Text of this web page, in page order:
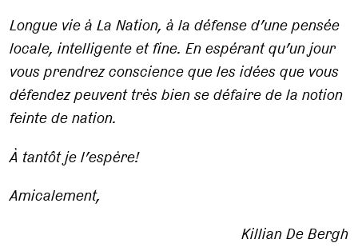
Longue vie à La Nation, à la défense d’une pensée
locale, intelligente et fine. En espérant qu’un jour
vous prendrez conscience que les idées que vous
défendez peuvent très bien se défaire de la notion
feinte de nation.
À tantôt je l’espère!
Amicalement,
Killian De Bergh